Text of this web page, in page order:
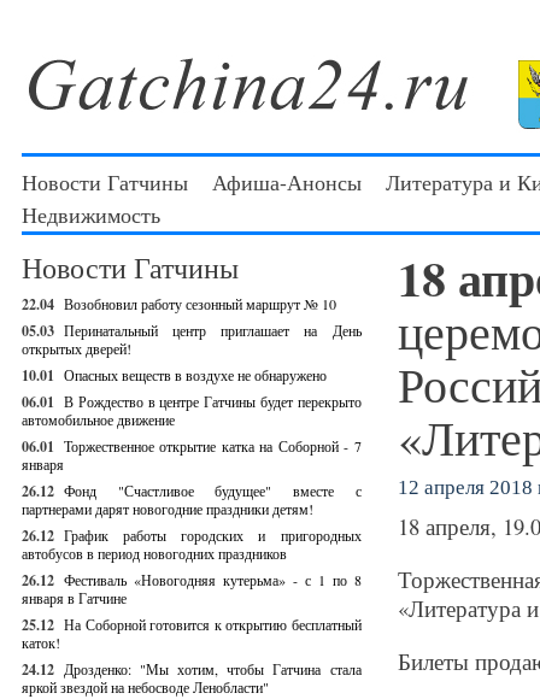
Новости Гатчины Афиша-Анонсы
Литература и
Недвижимость
Новости Гатчины
22.04 Возобновил работу сезонный маршрут № 10
05.03 Перинатальный центр приглашает на День
открытых дверей!
10.01 Опасных веществ в воздухе не обнаружено
06.01 В Рождество в центре Гатчины будет перекрыто
автомобильное движение
06.01 Торжественное открытие катка на Соборной - 7
января
26.12 Фонд "Счастливое будущее" вместе с
партнерами дарят новогодние праздники детям!
26.12 График работы городских и пригородных
автобусов в период новогодних праздников
26.12 Фестиваль «Новогодняя кутерьма» - с 1 по 8
января в Гатчине
25.12 На Соборной готовится к открытию бесплатный
каток!
24.12 Дрозденко: "Мы хотим, чтобы Гатчина стала
яркой звездой на небосводе Ленобласти"
18
12 апреля 2018
18 апреля,
«Литература
Билеты